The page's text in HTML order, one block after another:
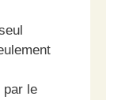
par le